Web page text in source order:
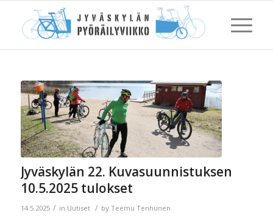
Jyväskylän 22. Kuvasuunnistuksen
10.5.2025 tulokset
14.5.2025 / in Uutiset / by Teemu Tenhunen